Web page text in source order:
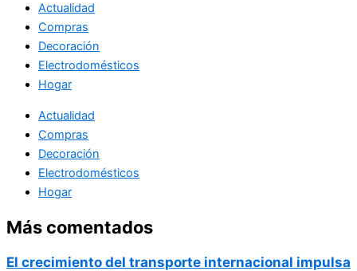
Actualidad
Compras
Decoración
Electrodomésticos
Hogar
Actualidad
Compras
Decoración
Electrodomésticos
Hogar
Más comentados
El crecimiento del transporte internacional impulsa